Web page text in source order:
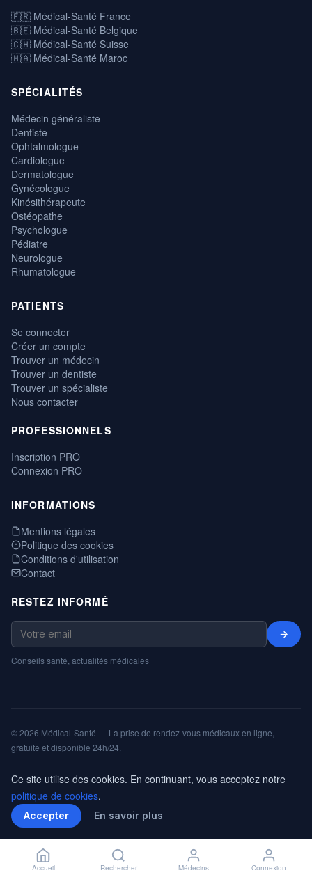
📞 Appeler
🇫🇷 Médical-Santé France
🇧🇪 Médical-Santé Belgique
🇨🇭 Médical-Santé Suisse
🇲🇦 Médical-Santé Maroc
SPÉCIALITÉS
Médecin généraliste
Dentiste
Ophtalmologue
Cardiologue
Dermatologue
Gynécologue
Kinésithérapeute
Ostéopathe
Psychologue
Pédiatre
Neurologue
Rhumatologue
PATIENTS
Se connecter
Créer un compte
Trouver un médecin
Trouver un dentiste
Trouver un spécialiste
Nous contacter
PROFESSIONNELS
Inscription PRO
Connexion PRO
INFORMATIONS
Mentions légales
Politique des cookies
Conditions d'utilisation
Contact
RESTEZ INFORMÉ
→
Conseils santé, actualités médicales
© 2026 Médical-Santé — La prise de rendez-vous médicaux en ligne,
gratuite et disponible 24h/24.
Accueil Rechercher Médecins Connexion
Ce site utilise des cookies. En continuant, vous acceptez notre
politique de cookies.
Accepter En savoir plus